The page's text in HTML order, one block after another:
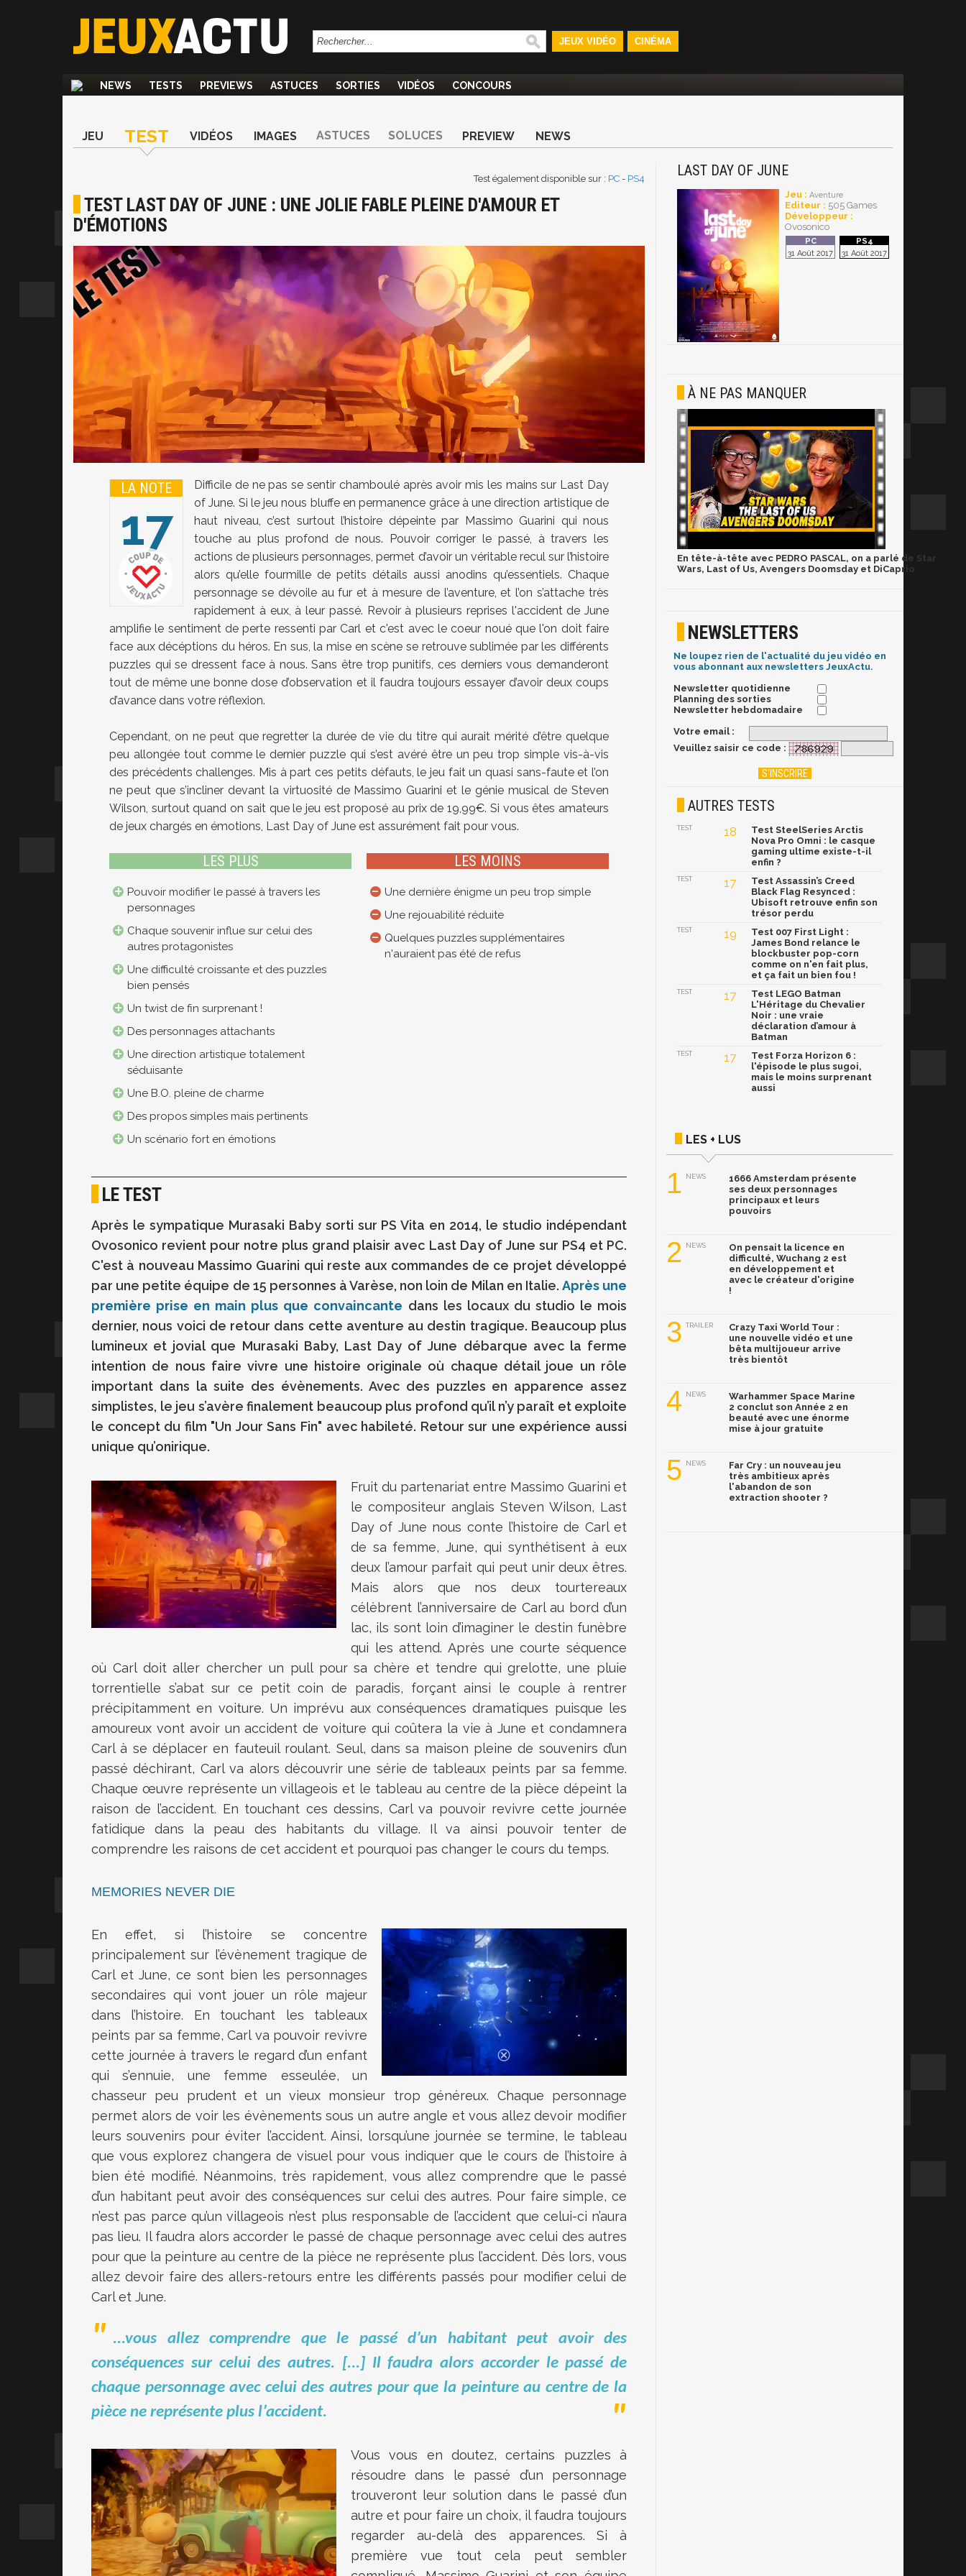
JEUX VIDÉO CINÉMA
NEWS TESTS PREVIEWS ASTUCES SORTIES VIDÉOS CONCOURS
JEU TEST VIDÉOS IMAGES ASTUCES SOLUCES PREVIEW NEWS
Test également disponible sur : PC - PS4
TEST LAST DAY OF JUNE : UNE JOLIE FABLE PLEINE D'AMOUR ET
D'ÉMOTIONS
LA NOTE
17
20
Difficile de ne pas se sentir chamboulé après avoir mis les mains sur Last Day
of June. Si le jeu nous bluffe en permanence grâce à une direction artistique de
haut niveau, c’est surtout l’histoire dépeinte par Massimo Guarini qui nous
touche au plus profond de nous. Pouvoir corriger le passé, à travers les
actions de plusieurs personnages, permet d’avoir un véritable recul sur l’histoire
alors qu’elle fourmille de petits détails aussi anodins qu’essentiels. Chaque
personnage se dévoile au fur et à mesure de l’aventure, et l’on s’attache très
rapidement à eux, à leur passé. Revoir à plusieurs reprises l'accident de June
amplifie le sentiment de perte ressenti par Carl et c'est avec le coeur noué que l'on doit faire
face aux décéptions du héros. En sus, la mise en scène se retrouve sublimée par les différents
puzzles qui se dressent face à nous. Sans être trop punitifs, ces derniers vous demanderont
tout de même une bonne dose d’observation et il faudra toujours essayer d’avoir deux coups
d’avance dans votre réflexion.
Cependant, on ne peut que regretter la durée de vie du titre qui aurait mérité d’être quelque
peu allongée tout comme le dernier puzzle qui s’est avéré être un peu trop simple vis-à-vis
des précédents challenges. Mis à part ces petits défauts, le jeu fait un quasi sans-faute et l’on
ne peut que s’incliner devant la virtuosité de Massimo Guarini et le génie musical de Steven
Wilson, surtout quand on sait que le jeu est proposé au prix de 19,99€. Si vous êtes amateurs
de jeux chargés en émotions, Last Day of June est assurément fait pour vous.
LES PLUS
Pouvoir modifier le passé à travers les
personnages
Chaque souvenir influe sur celui des
autres protagonistes
Une difficulté croissante et des puzzles
bien pensés
Un twist de fin surprenant !
Des personnages attachants
Une direction artistique totalement
séduisante
Une B.O. pleine de charme
Des propos simples mais pertinents
Un scénario fort en émotions
LES MOINS
Une dernière énigme un peu trop simple
Une rejouabilité réduite
Quelques puzzles supplémentaires
n'auraient pas été de refus
LE TEST
Après le sympatique Murasaki Baby sorti sur PS Vita en 2014, le studio indépendant
Ovosonico revient pour notre plus grand plaisir avec Last Day of June sur PS4 et PC.
C'est à nouveau Massimo Guarini qui reste aux commandes de ce projet développé
par une petite équipe de 15 personnes à Varèse, non loin de Milan en Italie. Après une
première prise en main plus que convaincante dans les locaux du studio le mois
dernier, nous voici de retour dans cette aventure au destin tragique. Beaucoup plus
lumineux et jovial que Murasaki Baby, Last Day of June débarque avec la ferme
intention de nous faire vivre une histoire originale où chaque détail joue un rôle
important dans la suite des évènements. Avec des puzzles en apparence assez
simplistes, le jeu s’avère finalement beaucoup plus profond qu’il n’y paraît et exploite
le concept du film "Un Jour Sans Fin" avec habileté. Retour sur une expérience aussi
unique qu’onirique.
Fruit du partenariat entre Massimo Guarini et
le compositeur anglais Steven Wilson, Last
Day of June nous conte l’histoire de Carl et
de sa femme, June, qui synthétisent à eux
deux l’amour parfait qui peut unir deux êtres.
Mais alors que nos deux tourtereaux
célèbrent l’anniversaire de Carl au bord d’un
lac, ils sont loin d’imaginer le destin funèbre
qui les attend. Après une courte séquence
où Carl doit aller chercher un pull pour sa chère et tendre qui grelotte, une pluie
torrentielle s’abat sur ce petit coin de paradis, forçant ainsi le couple à rentrer
précipitamment en voiture. Un imprévu aux conséquences dramatiques puisque les
amoureux vont avoir un accident de voiture qui coûtera la vie à June et condamnera
Carl à se déplacer en fauteuil roulant. Seul, dans sa maison pleine de souvenirs d’un
passé déchirant, Carl va alors découvrir une série de tableaux peints par sa femme.
Chaque œuvre représente un villageois et le tableau au centre de la pièce dépeint la
raison de l’accident. En touchant ces dessins, Carl va pouvoir revivre cette journée
fatidique dans la peau des habitants du village. Il va ainsi pouvoir tenter de
comprendre les raisons de cet accident et pourquoi pas changer le cours du temps.
MEMORIES NEVER DIE
En effet, si l’histoire se concentre
principalement sur l’évènement tragique de
Carl et June, ce sont bien les personnages
secondaires qui vont jouer un rôle majeur
dans l’histoire. En touchant les tableaux
peints par sa femme, Carl va pouvoir revivre
cette journée à travers le regard d’un enfant
qui s’ennuie, une femme esseulée, un
chasseur peu prudent et un vieux monsieur trop généreux. Chaque personnage
permet alors de voir les évènements sous un autre angle et vous allez devoir modifier
leurs souvenirs pour éviter l’accident. Ainsi, lorsqu’une journée se termine, le tableau
que vous explorez changera de visuel pour vous indiquer que le cours de l’histoire à
bien été modifié. Néanmoins, très rapidement, vous allez comprendre que le passé
d’un habitant peut avoir des conséquences sur celui des autres. Pour faire simple, ce
n’est pas parce qu’un villageois n’est plus responsable de l’accident que celui-ci n’aura
pas lieu. Il faudra alors accorder le passé de chaque personnage avec celui des autres
pour que la peinture au centre de la pièce ne représente plus l’accident. Dès lors, vous
allez devoir faire des allers-retours entre les différents passés pour modifier celui de
Carl et June.
...vous allez comprendre que le passé d’un habitant peut avoir des
conséquences sur celui des autres. [...] Il faudra alors accorder le passé de
chaque personnage avec celui des autres pour que la peinture au centre de la
pièce ne représente plus l’accident.
Vous vous en doutez, certains puzzles à
résoudre dans le passé d’un personnage
trouveront leur solution dans le passé d’un
autre et pour faire un choix, il faudra toujours
regarder au-delà des apparences. Si à
première vue tout cela peut sembler
LAST DAY OF JUNE
Jeu : Aventure
Editeur : 505 Games
Développeur :
Ovosonico
31 Août 2017 31 Août 2017
À NE PAS MANQUER
En tête-à-tête avec PEDRO PASCAL, on a parlé de Star
Wars, Last of Us, Avengers Doomsday et DiCaprio
NEWSLETTERS
Ne loupez rien de l'actualité du jeu vidéo en
vous abonnant aux newsletters JeuxActu.
Newsletter quotidienne
Planning des sorties
Newsletter hebdomadaire
Votre email :
Veuillez saisir ce code :
AUTRES TESTS
TEST 18
Test SteelSeries Arctis
Nova Pro Omni : le casque
gaming ultime existe-t-il
enfin ?
TEST 17
Test Assassin’s Creed
Black Flag Resynced :
Ubisoft retrouve enfin son
trésor perdu
TEST 19
Test 007 First Light :
James Bond relance le
blockbuster pop-corn
comme on n'en fait plus,
et ça fait un bien fou !
TEST 17
Test LEGO Batman
L'Héritage du Chevalier
Noir : une vraie
déclaration d’amour à
Batman
TEST 17
Test Forza Horizon 6 :
l'épisode le plus sugoi,
mais le moins surprenant
aussi
LES + LUS
1 NEWS
1666 Amsterdam présente
ses deux personnages
principaux et leurs
pouvoirs
2 NEWS
On pensait la licence en
difficulté, Wuchang 2 est
en développement et
avec le créateur d'origine
!
3 TRAILER
Crazy Taxi World Tour :
une nouvelle vidéo et une
bêta multijoueur arrive
très bientôt
4 NEWS
Warhammer Space Marine
2 conclut son Année 2 en
beauté avec une énorme
mise à jour gratuite
5 NEWS
Far Cry : un nouveau jeu
très ambitieux après
l'abandon de son
extraction shooter ?